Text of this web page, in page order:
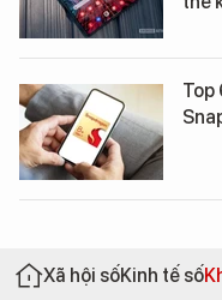
Top
Xã hội sốKinh tế số